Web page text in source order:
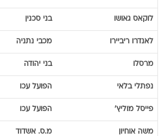
לוקאס גאושו בני סכנין
לאנדרו ריביירו מכבי נתניה
מרסלו בני יהודה
נפתלי בלאי הפועל עכו
פייסל מוליץ' הפועל עכו
משה אוחיון מ.ס. אשדוד